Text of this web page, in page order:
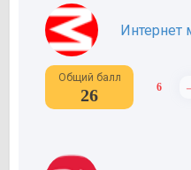
Интернет
Общий балл
26 6